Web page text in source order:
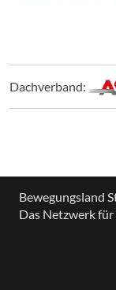
Dachverband:
Bewegungsland
Das Netzwerk